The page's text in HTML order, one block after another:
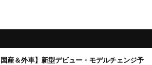
国産＆外車】新型デビュー・モデルチェンジ予